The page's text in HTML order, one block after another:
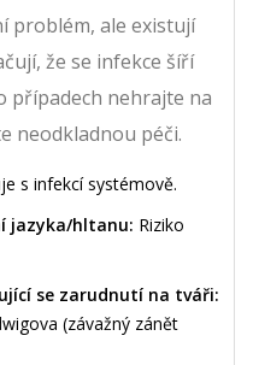
problém, ale existují
že se infekce šíří
případech nehrajte na
neodkladnou péči.
s infekcí systémově.
jazyka/hltanu: Riziko
se zarudnutí na tváři:
(závažný zánět